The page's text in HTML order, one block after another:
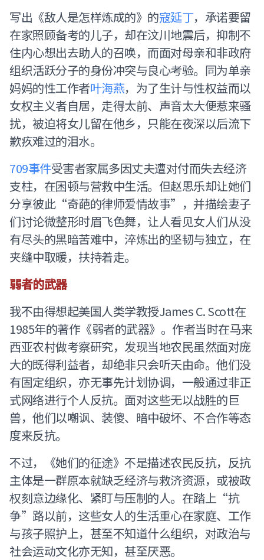
写出《敌人是怎样炼成的》的寇延丁，承诺要留
在家照顾备考的儿子，却在汶川地震后，抑制不
住内心想出去助人的召唤，而面对母亲和非政府
组织活跃分子的身份冲突与良心考验。同为单亲
妈妈的性工作者叶海燕，为了生计与性权益而以
女权主义者自居，走得太前、声音太大便惹来骚
扰，被迫将女儿留在他乡，只能在夜深以后流下
歉疚难过的泪水。
709事件受害者家属多因丈夫遭对付而失去经济
支柱，在困顿与营救中生活。但赵思乐却让她们
分享彼此“奇葩的律师爱情故事”，并描绘妻子
们讨论微整形时眉飞色舞，让人看见女人们从没
有尽头的黑暗苦难中，淬炼出的坚韧与独立，在
夹缝中取暖，扶持着走。
弱者的武器
我不由得想起美国人类学教授James C. Scott在
1985年的著作《弱者的武器》。作者当时在马来
西亚农村做考察研究，发现当地农民虽然面对庞
大的既得利益者，却绝非只会听天由命。他们没
有固定组织，亦无事先计划协调，一般通过非正
式网络进行个人反抗。面对这些无以战胜的巨
兽，他们以嘲讽、装傻、暗中破坏、不合作等态
度来反抗。
不过，《她们的征途》不是描述农民反抗，反抗
主体是一群原本就缺乏经济与救济资源，或被政
权刻意边缘化、紧盯与压制的人。在踏上“抗
争”路以前，这些女人的生活重心在家庭、工作
与孩子照护上，甚至不知道什么组织，对政治与
社会运动文化亦无知，甚至厌恶。